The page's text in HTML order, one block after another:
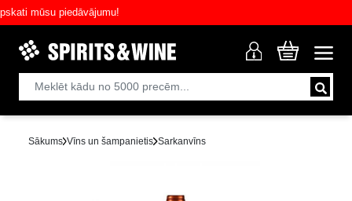
mūsu piedāvājumu!
Sākums Vīns un šampanietis Sarkanvīns